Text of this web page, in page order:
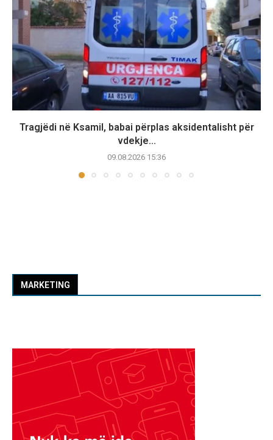
Tragjëdi në Ksamil, babai përplas aksidentalisht për
vdekje...
09.08.2026 15:36
MARKETING